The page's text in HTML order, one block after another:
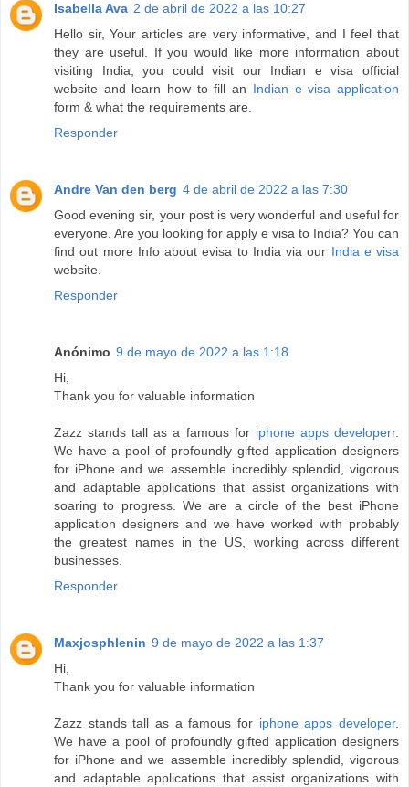
Isabella Ava 2 de abril de 2022 a las 10:27
Hello sir, Your articles are very informative, and I feel that
they are useful. If you would like more information about
visiting India, you could visit our Indian e visa official
website and learn how to fill an Indian e visa application
form & what the requirements are.
Responder
Andre Van den berg 4 de abril de 2022 a las 7:30
Good evening sir, your post is very wonderful and useful for
everyone. Are you looking for apply e visa to India? You can
find out more Info about evisa to India via our India e visa
website.
Responder
Anónimo 9 de mayo de 2022 a las 1:18
Hi,
Thank you for valuable information
Zazz stands tall as a famous for iphone apps developerr.
We have a pool of profoundly gifted application designers
for iPhone and we assemble incredibly splendid, vigorous
and adaptable applications that assist organizations with
soaring to progress. We are a circle of the best iPhone
application designers and we have worked with probably
the greatest names in the US, working across different
businesses.
Responder
Maxjosphlenin 9 de mayo de 2022 a las 1:37
Hi,
Thank you for valuable information
Zazz stands tall as a famous for iphone apps developer.
We have a pool of profoundly gifted application designers
for iPhone and we assemble incredibly splendid, vigorous
and adaptable applications that assist organizations with